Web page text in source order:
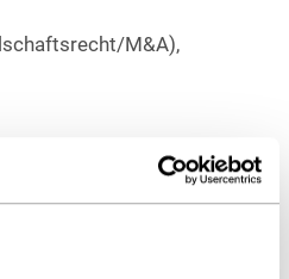
M&A),